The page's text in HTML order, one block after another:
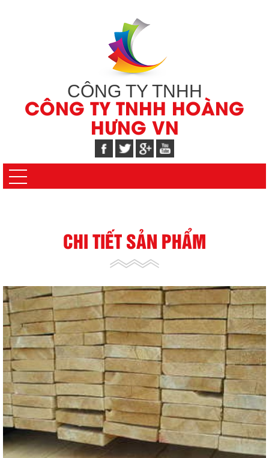
CÔNG TY TNHH
CÔNG TY TNHH HOÀNG
HƯNG VN
CHI TIẾT SẢN PHẨM